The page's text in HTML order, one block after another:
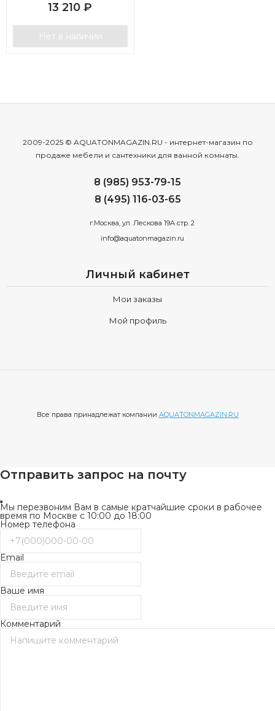
13 210 ₽
Нет в наличии
2009-2025 © AQUATONMAGAZIN.RU - интернет-магазин по
продаже мебели и сантехники для ванной комнаты.
8 (985) 953-79-15
8 (495) 116-03-65
г.Москва, ул. Лескова 19А стр. 2
info@aquatonmagazin.ru
Личный кабинет
Мои заказы
Мой профиль
Все права принадлежат компании AQUATONMAGAZIN.RU
Отправить запрос на почту
Мы перезвоним Вам в самые кратчайшие сроки в рабочее
время по Москве с 10:00 до 18:00
Номер телефона
Email
Ваше имя
Комментарий